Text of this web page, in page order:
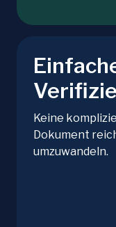
Keine
Dokument
umzuwandeln.